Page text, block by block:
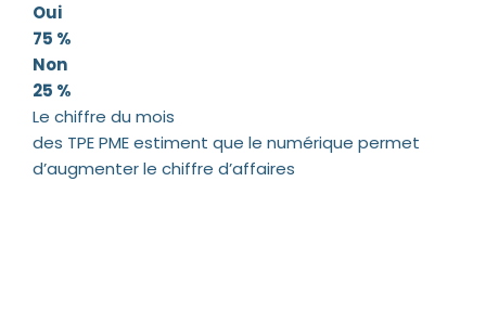
Oui
75 %
Non
25 %
Le chiffre du mois
des TPE PME estiment que le numérique permet
d’augmenter le chiffre d’affaires